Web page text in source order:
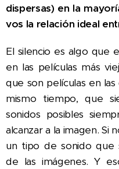
dispersas) en la
vos la relación ideal
El silencio es algo que
en las películas más
que son películas en
mismo tiempo, que
sonidos posibles
alcanzar a la imagen. Si
un tipo de sonido que
de las imágenes. Y